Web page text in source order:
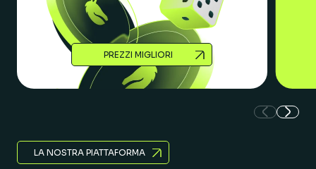
PREZZI MIGLIORI
LA NOSTRA PIATTAFORMA